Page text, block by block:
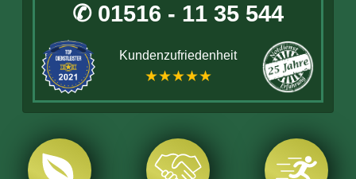
✆ 01516 - 11 35 544
Kundenzufriedenheit
★★★★★